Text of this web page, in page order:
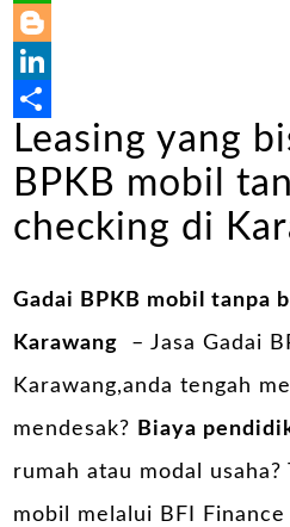
WhatsApp
Blogger
LinkedIn
Share
Leasing yang
BPKB mobil
checking di
Gadai BPKB mobil tanpa
Karawang
– Jasa Gadai
Karawang,anda tengah
mendesak? Biaya
rumah atau modal
mobil melalui BFI